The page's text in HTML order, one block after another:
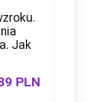
Jak
PLN